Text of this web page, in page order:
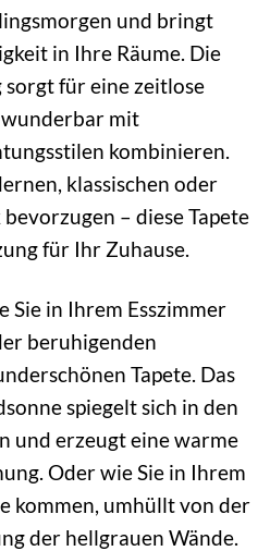
und bringt
in Ihre Räume. Die
für eine zeitlose
wunderbar mit
kombinieren.
klassischen oder
– diese Tapete
für Ihr Zuhause.
Sie in Ihrem Esszimmer
beruhigenden
Tapete. Das
spiegelt sich in den
und erzeugt eine warme
Oder wie Sie in Ihrem
kommen, umhüllt von der
der hellgrauen Wände.